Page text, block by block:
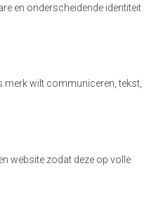
en onderscheidende identiteit
merk wilt communiceren, tekst,
website zodat deze op volle